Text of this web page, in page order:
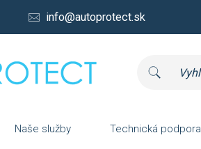
info@autoprotect.sk
Naše služby Technická podpora